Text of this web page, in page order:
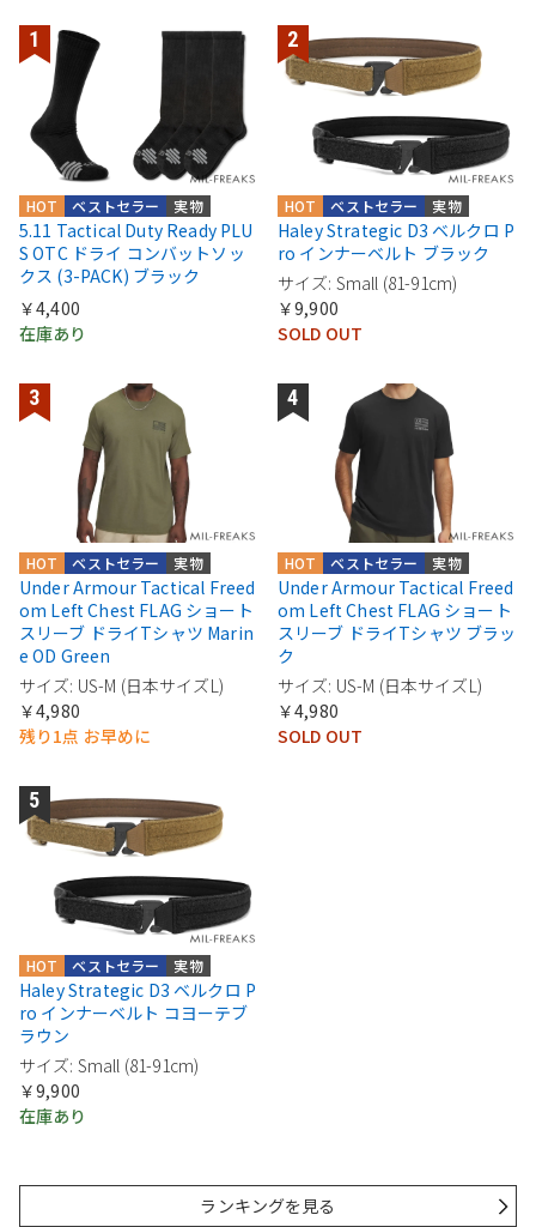
実物
ベストセラー
HOT
5.11 Tactical Duty Ready PLU
S OTC ドライ コンバットソッ
クス (3-PACK) ブラック
￥4,400
在庫あり
実物
ベストセラー
HOT
Haley Strategic D3 ベルクロ P
ro インナーベルト ブラック
サイズ: Small (81-91cm)
￥9,900
SOLD OUT
実物
ベストセラー
HOT
Under Armour Tactical Freed
om Left Chest FLAG ショート
スリーブ ドライTシャツ Marin
e OD Green
サイズ: US-M (日本サイズL)
￥4,980
残り1点 お早めに
実物
ベストセラー
HOT
Under Armour Tactical Freed
om Left Chest FLAG ショート
スリーブ ドライTシャツ ブラッ
ク
サイズ: US-M (日本サイズL)
￥4,980
SOLD OUT
実物
ベストセラー
HOT
Haley Strategic D3 ベルクロ P
ro インナーベルト コヨーテブ
ラウン
サイズ: Small (81-91cm)
￥9,900
在庫あり
ランキングを見る